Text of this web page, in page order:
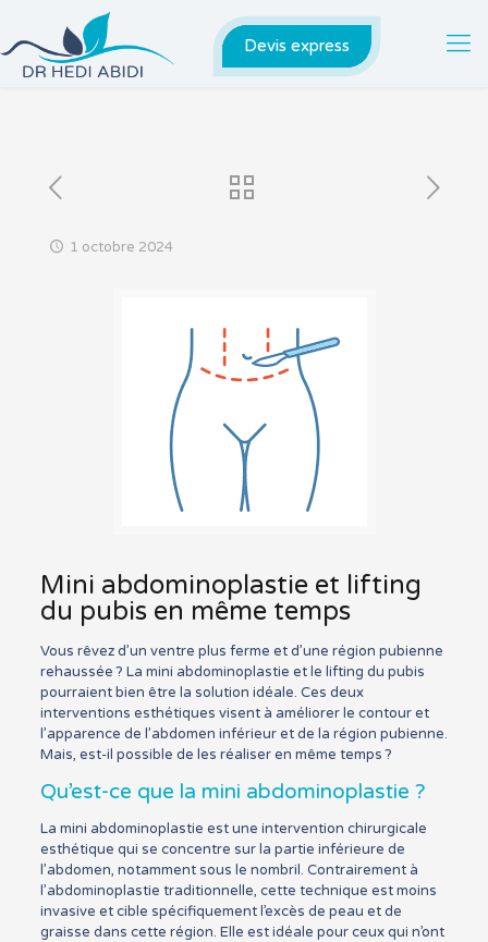
Devis express
1 octobre 2024
Mini abdominoplastie et lifting
du pubis en même temps
Vous rêvez d’un ventre plus ferme et d’une région pubienne
rehaussée ? La mini abdominoplastie et le lifting du pubis
pourraient bien être la solution idéale. Ces deux
interventions esthétiques visent à améliorer le contour et
l’apparence de l’abdomen inférieur et de la région pubienne.
Mais, est-il possible de les réaliser en même temps ?
Qu’est-ce que la mini abdominoplastie ?
La mini abdominoplastie est une intervention chirurgicale
esthétique qui se concentre sur la partie inférieure de
l’abdomen, notamment sous le nombril. Contrairement à
l’abdominoplastie traditionnelle, cette technique est moins
invasive et cible spécifiquement l’excès de peau et de
graisse dans cette région. Elle est idéale pour ceux qui n’ont